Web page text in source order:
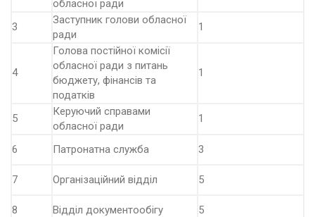
обласної ради
3
Заступник голови обласної
ради
1
4
Голова постійної комісії
обласної ради з питань
бюджету, фінансів та
податків
1
5
Керуючий справами
обласної ради
1
6 Патронатна служба 3
7 Організаційний відділ 5
8 Відділ документообігу 5